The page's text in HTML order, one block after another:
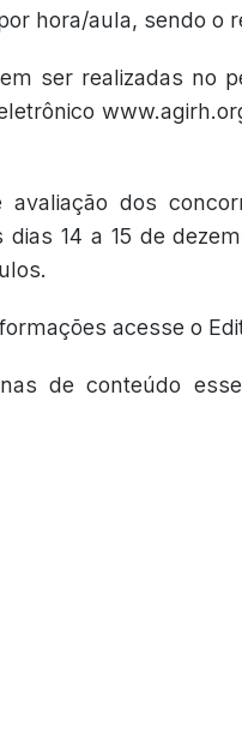
hora/aula, sendo o
ser realizadas no
avaliação dos
14 a 15 de
acesse o
de conteúdo